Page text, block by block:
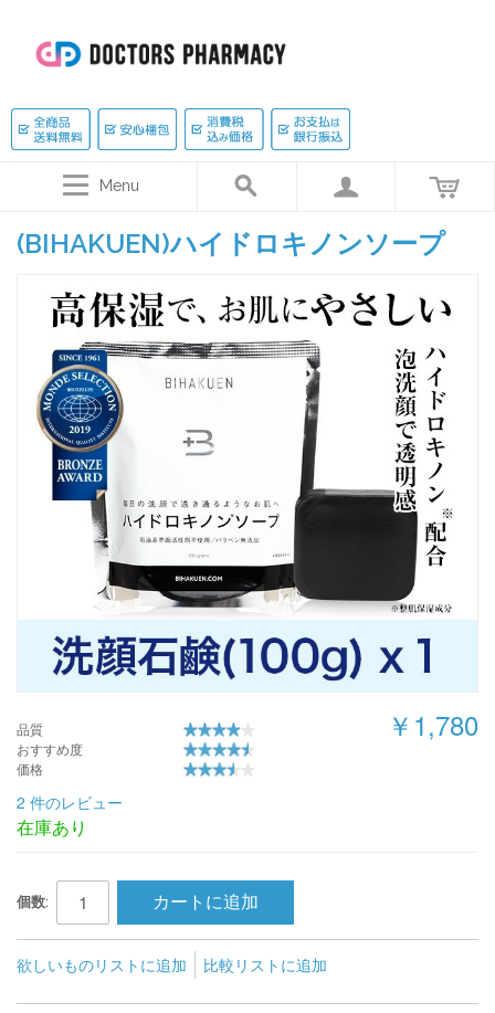
Menu
(BIHAKUEN)ハイドロキノンソープ
￥1,780
品質
おすすめ度
価格
2 件のレビュー
在庫あり
個数: カートに追加
欲しいものリストに追加 比較リストに追加